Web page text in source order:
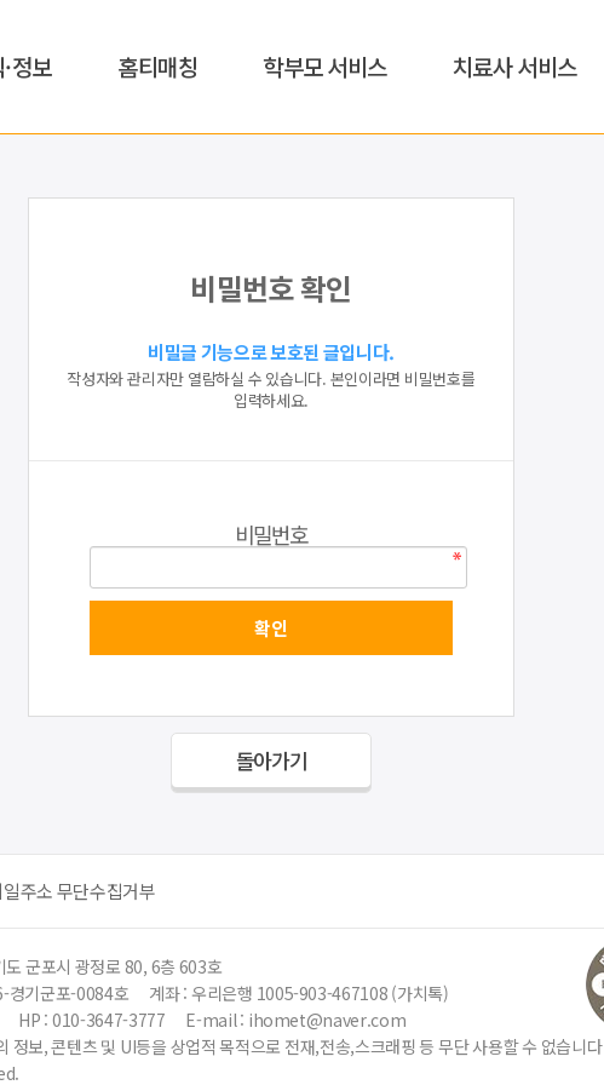
정보 홈티매칭 학부모 서비스 치료사 서비스
비밀번호 확인
비밀글 기능으로 보호된 글입니다.
작성자와 관리자만 열람하실 수 있습니다. 본인이라면 비밀번호를
입력하세요.
비밀번호
돌아가기
주소 무단수집거부
도 군포시 광정로 80, 6층 603호
경기군포-0084호
계좌 : 우리은행 1005-903-467108 (가치톡)
HP : 010-3647-3777
E-mail : ihomet@naver.com
정보, 콘텐츠 및 UI등을 상업적 목적으로 전재,전송,스크래핑 등 무단 사용할 수 없습니다